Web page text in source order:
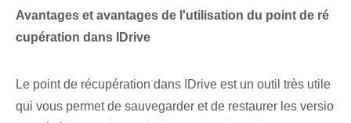
Avantages et avantages de l'utilisation du point de ré
cupération dans IDrive
Le point de récupération dans IDrive est un outil très utile
qui vous permet de sauvegarder et de restaurer les versio